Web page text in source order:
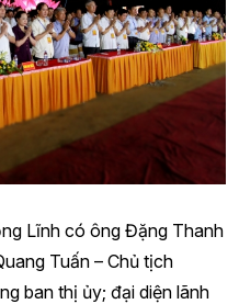
Lĩnh có ông Đặng Thanh
Tuấn – Chủ tịch
ban thị ủy; đại diện lãnh